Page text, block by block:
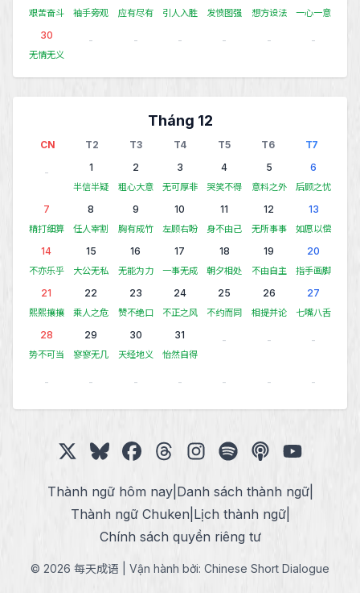
艰苦奋斗 袖手旁观 应有尽有 引人入胜 发愤图强 想方设法 一心一意
30
无情无义
- - - - - -
Tháng 12
CN T2 T3 T4 T5 T6 T7
- 1
半信半疑
2
粗心大意
3
无可厚非
4
哭笑不得
5
意料之外
6
后顾之忧
7
精打细算
8
任人宰割
9
胸有成竹
10
左顾右盼
11
身不由己
12
无所事事
13
如愿以偿
14
不亦乐乎
15
大公无私
16
无能为力
17
一事无成
18
朝夕相处
19
不由自主
20
指手画脚
21
熙熙攘攘
22
乘人之危
23
赞不绝口
24
不正之风
25
不约而同
26
相提并论
27
七嘴八舌
28
势不可当
29
寥寥无几
30
天经地义
31
怡然自得
- - -
- - - - - - -
Thành ngữ hôm nay| Danh sách thành ngữ|
Thành ngữ Chuken Lịch thành ngữ|
Chính sách quyền riêng tư
© 2026 每天成语 | Vận hành bởi: Chinese Short Dialogue